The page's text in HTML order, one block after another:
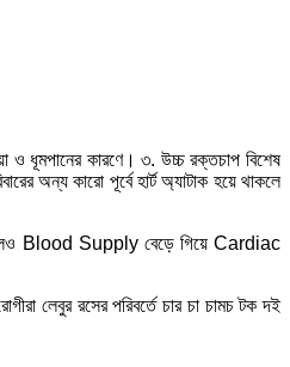
ও ধূমপানের কারণে। ৩. উচ্চ রক্তচাপ বিশেষ
অন্য কারো পূর্বে হার্ট অ্যাটাক হয়ে থাকলে
Blood Supply বেড়ে গিয়ে Cardiac
লেবুর রসের পরিবর্তে চার চা চামচ টক দই